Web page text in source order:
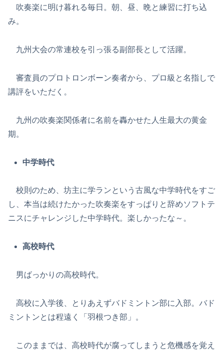
吹奏楽に明け暮れる毎日。朝、昼、晩と練習に打ち込
み。
九州大会の常連校を引っ張る副部長として活躍。
審査員のプロトロンボーン奏者から、プロ級と名指しで
講評をいただく。
九州の吹奏楽関係者に名前を轟かせた人生最大の黄金
期。
中学時代
校則のため、坊主に学ランという古風な中学時代をすご
し、本当は続けたかった吹奏楽をすっぱりと辞めソフトテ
ニスにチャレンジした中学時代。楽しかったな～。
高校時代
男ばっかりの高校時代。
高校に入学後、とりあえずバドミントン部に入部。バド
ミントンとは程遠く「羽根つき部」。
このままでは、高校時代が腐ってしまうと危機感を覚え